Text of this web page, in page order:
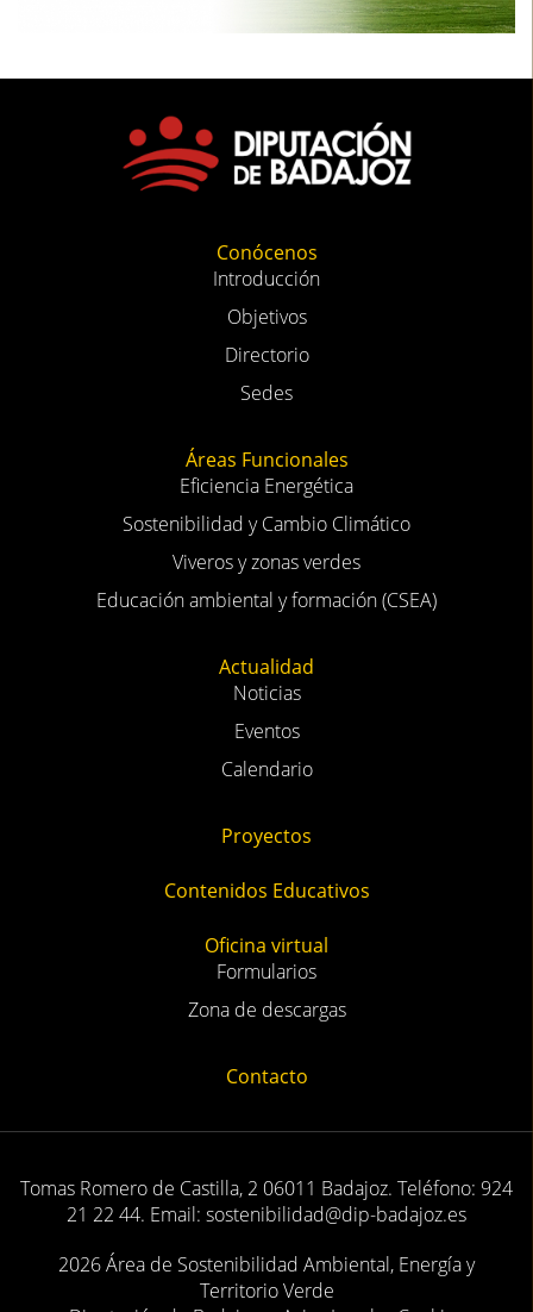
Conócenos
Introducción
Objetivos
Sedes
Áreas Funcionales
Eficiencia Energética
Sostenibilidad y Cambio Climático
Viveros y zonas verdes
Noticias
Eventos
Calendario
Proyectos